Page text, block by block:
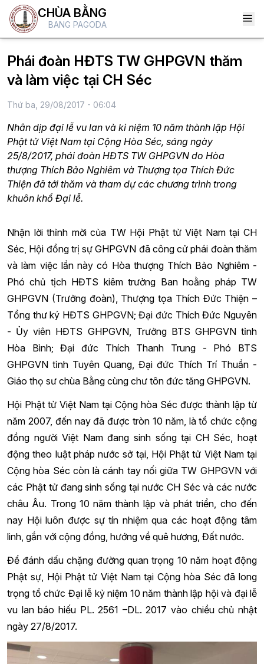
CHÙA BẰNG
BANG PAGODA
Phái đoàn HĐTS TW GHPGVN thăm
và làm việc tại CH Séc
Thứ ba, 29/08/2017 - 06:04
Nhân dịp đại lễ vu lan và kỉ niệm 10 năm thành lập Hội
Phật tử Việt Nam tại Cộng Hòa Séc, sáng ngày
25/8/2017, phái đoàn HĐTS TW GHPGVN do Hòa
thượng Thích Bảo Nghiêm và Thượng tọa Thích Đức
Thiện đã tới thăm và tham dự các chương trình trong
khuôn khổ Đại lễ.
Nhận lời thỉnh mời của TW Hội Phật tử Việt Nam tại CH
Séc, Hội đồng trị sự GHPGVN đã công cử phái đoàn thăm
và làm việc lần này có Hòa thượng Thích Bảo Nghiêm -
Phó chủ tịch HĐTS kiêm trưởng Ban hoằng pháp TW
GHPGVN (Trưởng đoàn), Thượng tọa Thích Đức Thiện –
Tổng thư ký HĐTS GHPGVN; Đại đức Thích Đức Nguyên
- Ủy viên HĐTS GHPGVN, Trưởng BTS GHPGVN tỉnh
Hòa Bình; Đại đức Thích Thanh Trung - Phó BTS
GHPGVN tỉnh Tuyên Quang, Đại đức Thích Trí Thuần -
Giáo thọ sư chùa Bằng cùng chư tôn đức tăng GHPGVN.
Hội Phật tử Việt Nam tại Cộng hòa Séc được thành lập từ
năm 2007, đến nay đã được tròn 10 năm, là tổ chức cộng
đồng người Việt Nam đang sinh sống tại CH Séc, hoạt
động theo luật pháp nước sở tại, Hội Phật tử Việt Nam tại
Cộng hòa Séc còn là cánh tay nối giữa TW GHPGVN với
các Phật tử đang sinh sống tại nước CH Séc và các nước
châu Âu. Trong 10 năm thành lập và phát triển, cho đến
nay Hội luôn được sự tín nhiệm qua các hoạt động tâm
linh, gắn với cộng đồng, hướng về quê hương, Đất nước.
Để đánh dấu chặng đường quan trọng 10 năm hoạt động
Phật sự, Hội Phật tử Việt Nam tại Cộng hòa Séc đã long
trọng tổ chức Đại lễ kỷ niệm 10 năm thành lập hội và đại lễ
vu lan báo hiếu PL. 2561 –DL. 2017 vào chiều chủ nhật
ngày 27/8/2017.